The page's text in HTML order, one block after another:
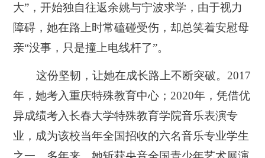
大”，开始独自往返余姚与宁波求学，由于视力
障碍，她在路上时常磕碰受伤，却总笑着安慰母
亲“没事，只是撞上电线杆了”。
这份坚韧，让她在成长路上不断突破。2017
年，她考入重庆特殊教育中心；2020年，凭借优
异成绩考入长春大学特殊教育学院音乐表演专
业，成为该校当年全国招收的六名音乐专业学生